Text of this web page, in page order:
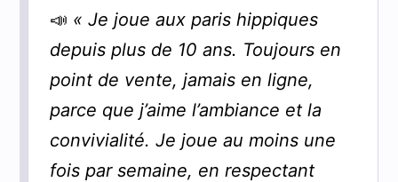
📣 « Je joue aux paris hippiques
depuis plus de 10 ans. Toujours en
point de vente, jamais en ligne,
parce que j’aime l’ambiance et la
convivialité. Je joue au moins une
fois par semaine, en respectant